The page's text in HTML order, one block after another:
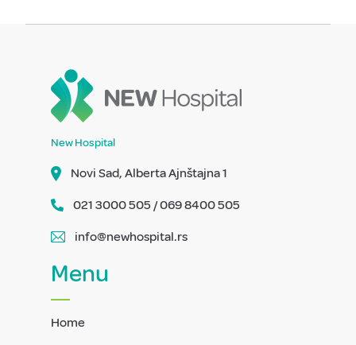
New Hospital
Novi Sad, Alberta Ajnštajna 1
021 3000 505 / 069 8400 505
info@newhospital.rs
Menu
Home